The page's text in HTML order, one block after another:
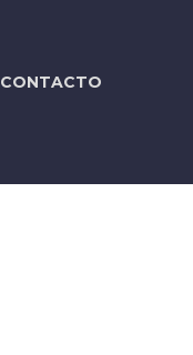
CONTACTO